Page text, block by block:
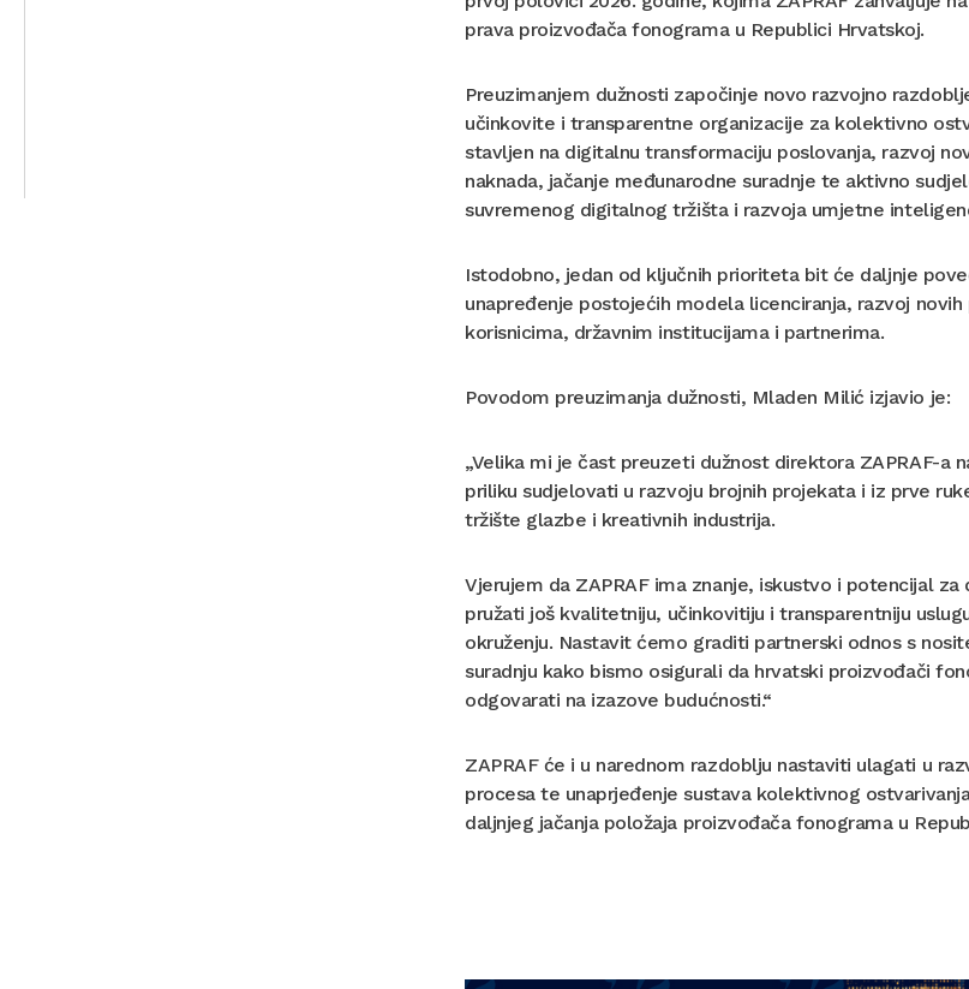
prava proizvođača fonograma u Republici Hrvatskoj.
Preuzimanjem dužnosti započinje novo razvojno
učinkovite i transparentne organizacije za kolektivno
stavljen na digitalnu transformaciju poslovanja, razvoj
naknada, jačanje međunarodne suradnje te aktivno
suvremenog digitalnog tržišta i razvoja umjetne
Istodobno, jedan od ključnih prioriteta bit će daljnje
unapređenje postojećih modela licenciranja, razvoj
korisnicima, državnim institucijama i partnerima.
Povodom preuzimanja dužnosti, Mladen Milić izjavio je:
„Velika mi je čast preuzeti dužnost direktora ZAPRAF-a
priliku sudjelovati u razvoju brojnih projekata i iz prve
tržište glazbe i kreativnih industrija.
Vjerujem da ZAPRAF ima znanje, iskustvo i potencijal
pružati još kvalitetniju, učinkovitiju i transparentniju
okruženju. Nastavit ćemo graditi partnerski odnos s
suradnju kako bismo osigurali da hrvatski proizvođači
odgovarati na izazove budućnosti.“
ZAPRAF će i u narednom razdoblju nastaviti ulagati u
procesa te unaprjeđenje sustava kolektivnog
daljnjeg jačanja položaja proizvođača fonograma u